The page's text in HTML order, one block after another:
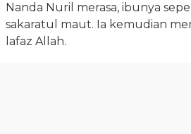
Nanda Nuril merasa, ibunya
sakaratul maut. Ia kemudian
lafaz Allah.